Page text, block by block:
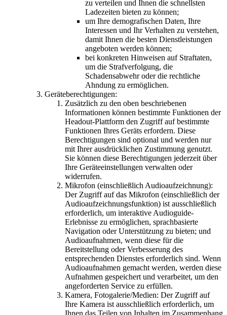
zu verteilen und Ihnen die schnellsten
Ladezeiten bieten zu können;
um Ihre demografischen Daten, Ihre
Interessen und Ihr Verhalten zu verstehen,
damit Ihnen die besten Dienstleistungen
angeboten werden können;
bei konkreten Hinweisen auf Straftaten,
um die Strafverfolgung, die
Schadensabwehr oder die rechtliche
Ahndung zu ermöglichen.
Geräteberechtigungen:
Zusätzlich zu den oben beschriebenen
Informationen können bestimmte Funktionen der
Headout-Plattform den Zugriff auf bestimmte
Funktionen Ihres Geräts erfordern. Diese
Berechtigungen sind optional und werden nur
mit Ihrer ausdrücklichen Zustimmung genutzt.
Sie können diese Berechtigungen jederzeit über
Ihre Geräteeinstellungen verwalten oder
widerrufen.
Mikrofon (einschließlich Audioaufzeichnung):
Der Zugriff auf das Mikrofon (einschließlich der
Audioaufzeichnungsfunktion) ist ausschließlich
erforderlich, um interaktive Audioguide-
Erlebnisse zu ermöglichen, sprachbasierte
Navigation oder Unterstützung zu bieten; und
Audioaufnahmen, wenn diese für die
Bereitstellung oder Verbesserung des
entsprechenden Dienstes erforderlich sind. Wenn
Audioaufnahmen gemacht werden, werden diese
Aufnahmen gespeichert und verarbeitet, um den
angeforderten Service zu erfüllen.
Kamera, Fotogalerie/Medien: Der Zugriff auf
Ihre Kamera ist ausschließlich erforderlich, um
Ihnen das Teilen von Inhalten im Zusammenhang